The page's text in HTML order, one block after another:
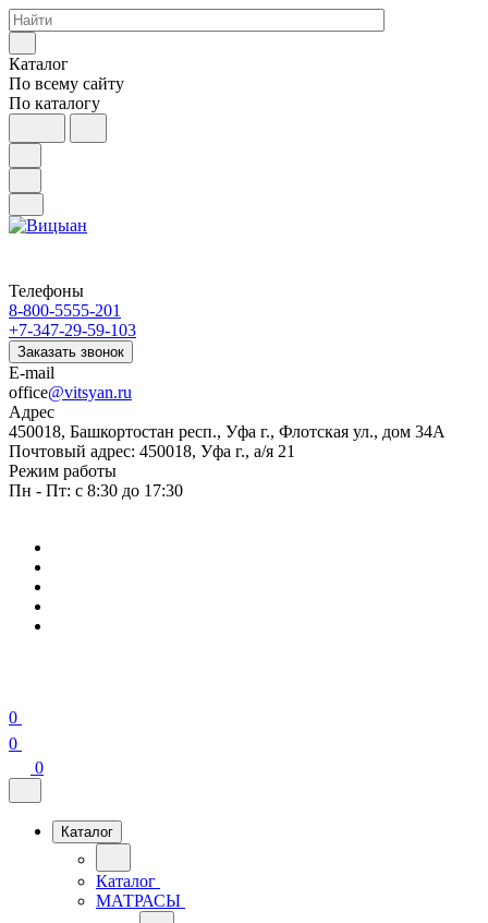
Каталог
По всему сайту
По каталогу
Телефоны
8-800-5555-201
+7-347-29-59-103
Заказать звонок
E-mail
office@vitsyan.ru
Адрес
450018, Башкортостан респ., Уфа г., Флотская ул., дом 34А
Почтовый адрес: 450018, Уфа г., а/я 21
Режим работы
Пн - Пт: с 8:30 до 17:30
0
0
0
Каталог
Каталог
МАТРАСЫ